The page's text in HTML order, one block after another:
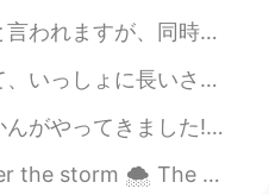
ならない現実に不満を感じるようになるということは、昔から指摘されています。「ドン・キホーテ...
。 天気はよかったです。 15キロをあるきました。 さんぽのあとでパブに行きました😄...
snow again! 😎❄ My first ski outing of the season was ...
as predicted and temperatures plummeted....